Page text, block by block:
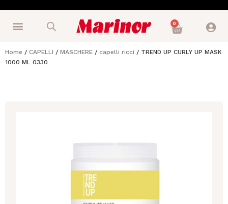
0
Home / CAPELLI / MASCHERE / capelli ricci / TREND UP CURLY UP MASK
1000 ML 0330